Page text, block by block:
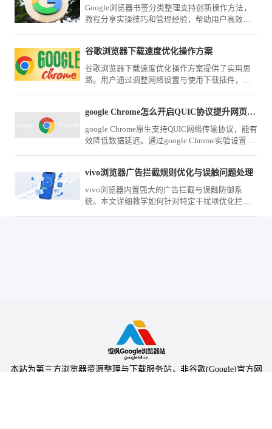
Google浏览器书签分类整理支持创新操作方法，
教程分享实操技巧和管理经验，帮助用户高效整
谷歌浏览器下载速度优化操作方案
谷歌浏览器下载速度优化操作方案提供了实用思
路。用户通过调整网络设置与使用下载插件，可
google Chrome怎么开启QUIC协议提升网页加载速度
google Chrome原生支持QUIC网络传输协议，能有
效降低数据延迟。通过google Chrome实验设置页
vivo浏览器广告拦截规则优化与误触问题处理
vivo浏览器内置强大的广告拦截与误触防御系
统。本文详细教学如何针对特定干扰项优化拦截
本站为第三方浏览器资源整理与下载服务站，非谷歌(Google)官方网